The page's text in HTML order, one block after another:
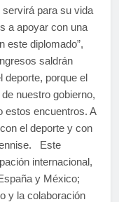
servirá para su vida
a apoyar con una
este diplomado”,
saldrán
deporte, porque el
nuestro gobierno,
estos encuentros. A
el deporte y con
Este
internacional,
y México;
y la colaboración